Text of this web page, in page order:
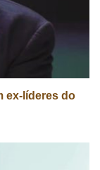
ex-líderes do